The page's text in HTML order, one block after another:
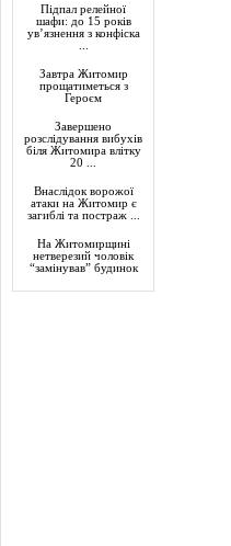
Підпал релейної
шафи: до 15 років
ув’язнення з конфіска
Завтра Житомир
прощатиметься з
Героєм
Завершено
розслідування вибухів
біля Житомира влітку
20 ...
Внаслідок ворожої
атаки на Житомир є
загиблі та постраж ...
На Житомирщині
нетверезий чоловік
“замінував” будинок